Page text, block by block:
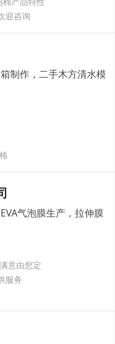
迎咨询
制作，二手木方清水模
气泡膜生产，拉伸膜
意由您定
服务